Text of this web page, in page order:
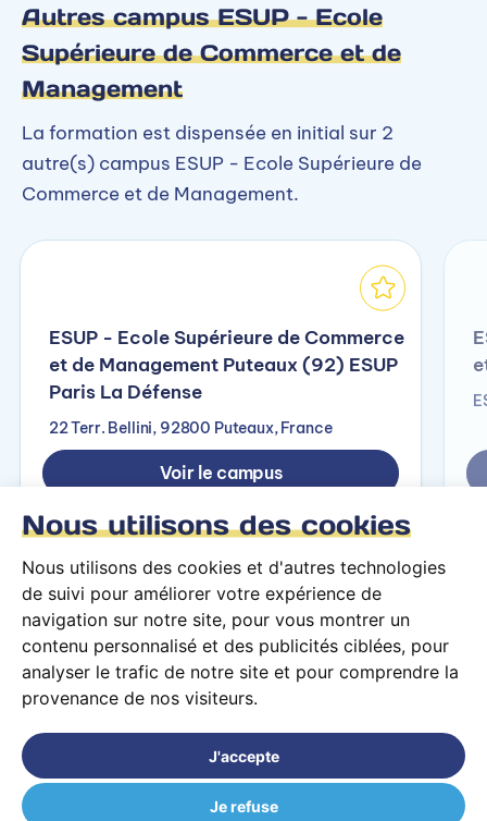
Nous utilisons des cookies
Nous utilisons des cookies et d'autres technologies
de suivi pour améliorer votre expérience de
navigation sur notre site, pour vous montrer un
contenu personnalisé et des publicités ciblées, pour
analyser le trafic de notre site et pour comprendre la
provenance de nos visiteurs.
J'accepte
Je refuse
Autres campus ESUP - Ecole
Supérieure de Commerce et de
Management
La formation est dispensée en initial sur 2
autre(s) campus ESUP - Ecole Supérieure de
Commerce et de Management.
ESUP - Ecole Supérieure de Commerce
et de Management Puteaux (92) ESUP
Paris La Défense
22 Terr. Bellini, 92800 Puteaux, France
Voir le campus
Conditions générales d’utilisation
© 2026 PARCOURS Privé tous droits réservés